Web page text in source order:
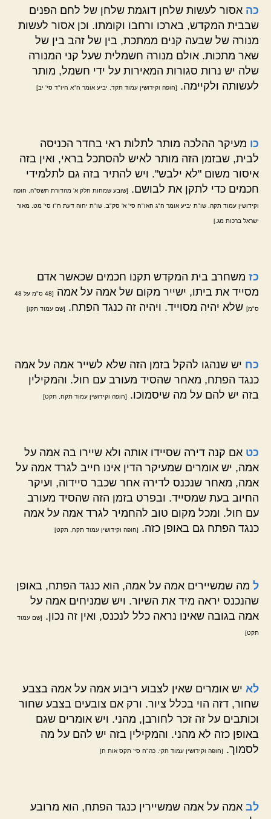
כה אסור לעשות שלחן דוגמת שלחן של לחם הפנים
שבבית המקדש, בארכו ורחבו וקומתו. וכן אסור לעשות
מנורה של שבעה קנים ממתכת, בין של זהב בין של
שאר מתכות. אולם מנורה חשמלית שעל קני המנורה
שלה יש נרות סגורות המאירות על ידי חשמל, מותר
לעשותה ולקיימה.
[חופה וקידושין עמוד תקד. יביע אומר ח"א חיו"ד סי' יב]
כו מעיקר ההלכה מותר לתלות ראי בחדר הכניסה
לבית, שבזמן הזה מותר לאיש להסתכל בראי, ואין בזה
איסור משום "לא ילבש". ויש להתיר בזה גם לתלמידי
חכמים כדי לתקן את לבושם.
[שובע שמחות חלק א' מהדורת תשס"ה, חופה
וקידושין עמוד תקה. שו"ת יביע אומר ח"ג חאו"ח סי' א' סק"ב. שו"ת יחוה דעת ח"ו סי' מט. מאור
ישראל ברכות מג.]
כז משחרב בית המקדש תקנו חכמים שכאשר אדם
מסייד את ביתו, ישייר מקום של אמה על אמה
[48 ס"מ על 48
ס"מ] שלא יהיה מסוייד. ויהיה זה כנגד הפתח. [שם עמוד תקו]
כח יש שנהגו להקל בזמן הזה שלא לשייר אמה על אמה
כנגד הפתח, מאחר שהסיד מעורב עם חול. והמקילין
בזה יש להם על מה שיסמוכו.
[חופה וקידושין עמוד תקח, תקט]
כט אם קנה דירה שסיידו אותה ולא שיירו בה אמה על
אמה, יש אומרים שמעיקר הדין אינו חייב לגרד אמה על
אמה, מאחר שנכנס לדירה אחר שכבר סיידוה, ועיקר
החיוב בעת שמסייד. ובפרט בזמן הזה שהסיד מעורב
עם חול. ומכל מקום טוב להחמיר לגרד אמה על אמה
כנגד הפתח גם באופן כזה.
[חופה וקידושין עמוד תקח, תקט]
ל מה שמשיירים אמה על אמה, הוא כנגד הפתח, באופן
שהנכנס יראה מיד את השיור. ויש שמניחים אמה על
אמה בגובה שאינו נראה כלל לנכנס, ואין זה נכון.
[שם עמוד
תקט]
לא יש אומרים שאין לצבוע ריבוע אמה על אמה בצבע
שחור, דזה הוי בכלל ציור. ורק אם צובעים בצבע שחור
וכותבים על זה זכר לחורבן, מהני. ויש אומרים שגם
באופן כזה לא מהני. והמקילין בזה יש להם על מה
לסמוך.
[חופה וקידושין עמוד תקי. כה"ח סי' תקס אות ח]
לב אמה על אמה שמשיירין כנגד הפתח, הוא מרובע